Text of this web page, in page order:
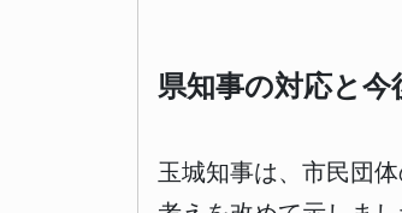
県知事の対応と今
玉城知事は、市民団